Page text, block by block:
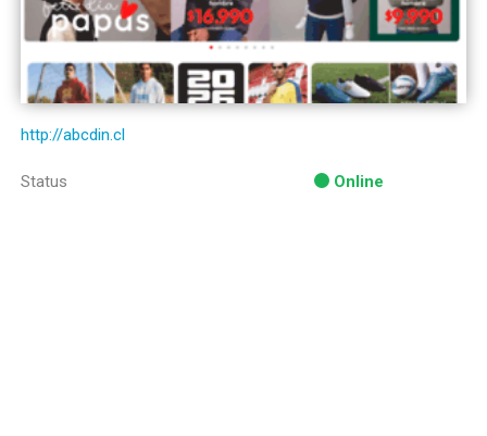
http://abcdin.cl
Status Online